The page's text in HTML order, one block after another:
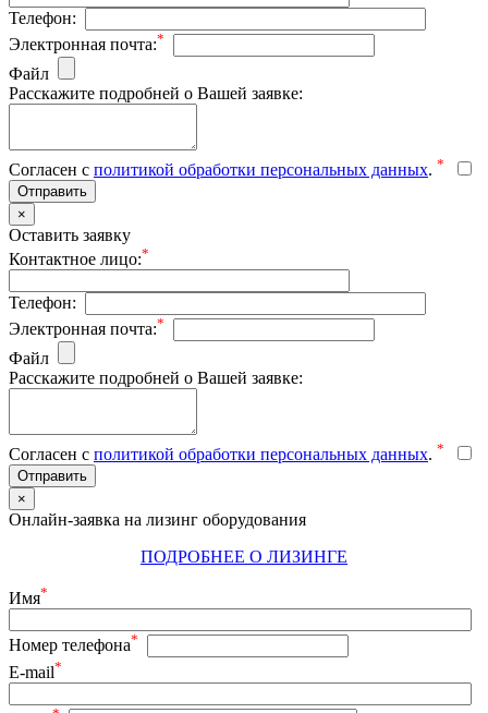
Телефон:
Электронная почта:*
Файл
Расскажите подробней о Вашей заявке:
Согласен с политикой обработки персональных данных. *
Отправить
×
Оставить заявку
Контактное лицо:*
Телефон:
Электронная почта:*
Файл
Расскажите подробней о Вашей заявке:
Согласен с политикой обработки персональных данных. *
Отправить
×
Онлайн-заявка на лизинг оборудования
ПОДРОБНЕЕ О ЛИЗИНГЕ
Имя*
Номер телефона*
E-mail*